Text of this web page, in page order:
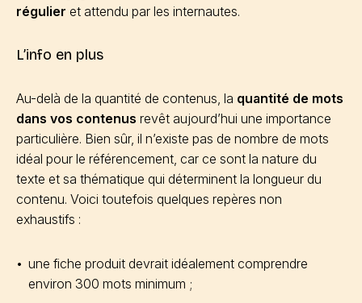
régulier et attendu par les internautes.
L’info en plus
Au-delà de la quantité de contenus, la quantité de mots
dans vos contenus revêt aujourd’hui une importance
particulière. Bien sûr, il n’existe pas de nombre de mots
idéal pour le référencement, car ce sont la nature du
texte et sa thématique qui déterminent la longueur du
contenu. Voici toutefois quelques repères non
exhaustifs :
une fiche produit devrait idéalement comprendre
environ 300 mots minimum ;